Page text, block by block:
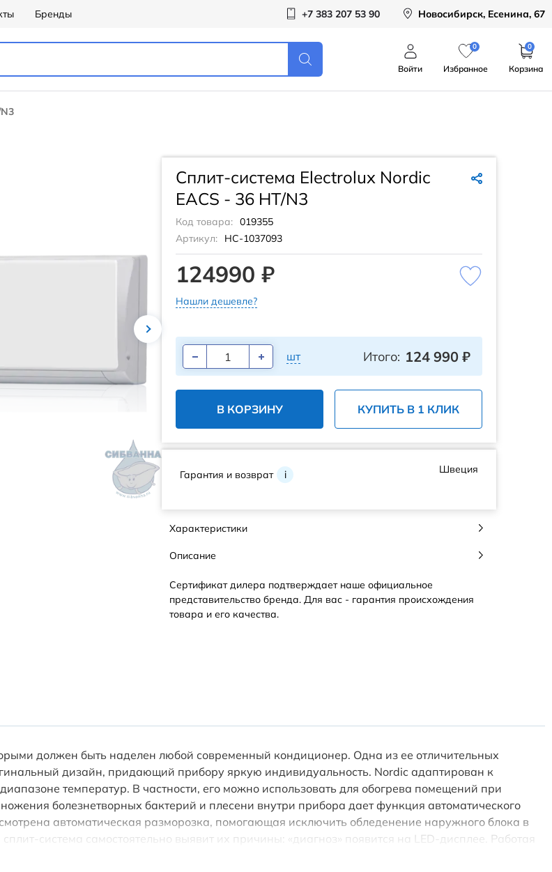
Бренды +7 383 207 53 90 Новосибирск, Есенина, 67
Войти
0
Избранное
0
Корзина
Сплит-система Electrolux Nordic
EACS - 36 HT/N3
Код товара: 019355
Артикул:
НС-1037093
124990 ₽
Нашли дешевле?
шт Итого: 124 990 ₽
В КОРЗИНУ КУПИТЬ В 1 КЛИК
Гарантия и возврат i Швеция
Характеристики
Описание
Сертификат дилера подтверждает наше официальное
представительство бренда. Для вас - гарантия происхождения
товара и его качества.
должен быть наделен любой современный кондиционер. Одна из ее отличительных
дизайн, придающий прибору яркую индивидуальность. Nordic адаптирован к
температур. В частности, его можно использовать для обогрева помещений при
болезнетворных бактерий и плесени внутри прибора дает функция автоматического
автоматическая разморозка, помогающая исключить обледенение наружного блока в
система самостоятельно выявит их причины: «диагноз» появится на LED-дисплее. Работая
комфортную для сна температуру. Также в этом режиме дисплей прибора